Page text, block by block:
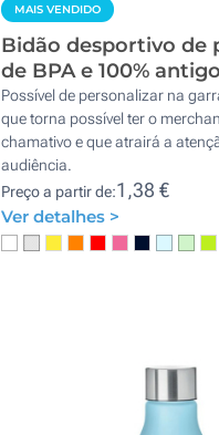
MAIS VENDIDO
Bidão desportivo de
de BPA e 100%
Possível de personalizar na
que torna possível ter o
chamativo e que atrairá a
audiência.
Preço a partir de:1,38 €
Ver detalhes >